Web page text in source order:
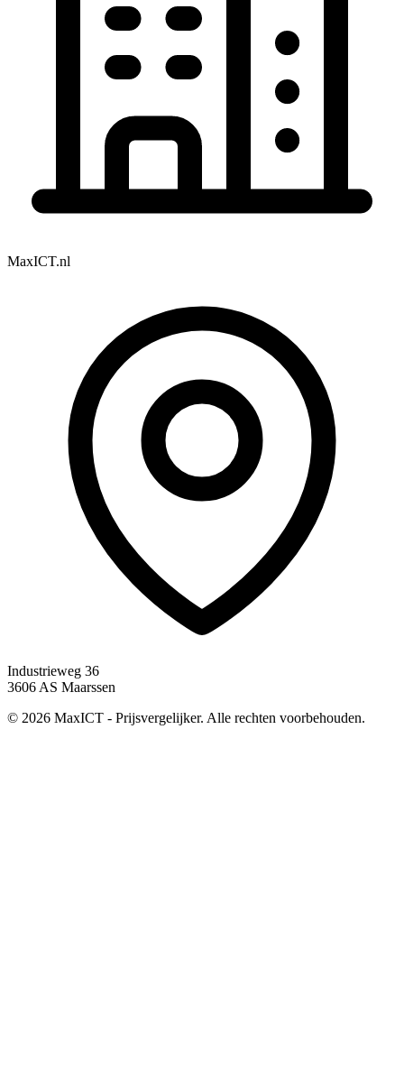
MaxICT.nl
Industrieweg 36
3606 AS Maarssen
© 2026 MaxICT - Prijsvergelijker. Alle rechten voorbehouden.